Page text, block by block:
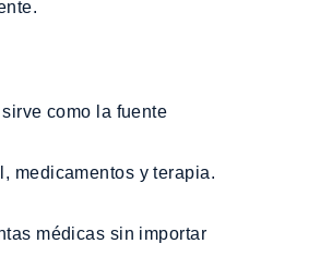
como la fuente
medicamentos y terapia.
médicas sin importar